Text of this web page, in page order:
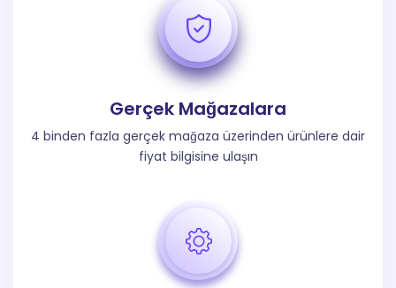
Gerçek Mağazalara
4 binden fazla gerçek mağaza üzerinden ürünlere dair
fiyat bilgisine ulaşın